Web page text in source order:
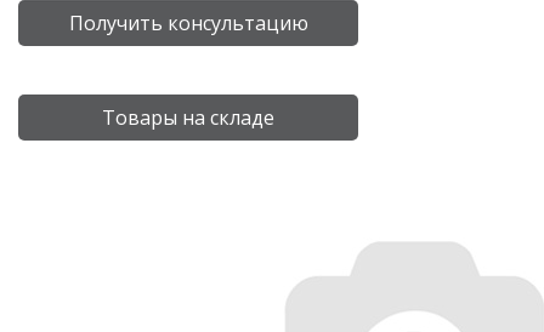
Получить консультацию
Товары на складе